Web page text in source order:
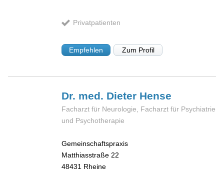
Privatpatienten
Empfehlen Zum Profil
Dr. med. Dieter Hense
Facharzt für Neurologie, Facharzt für Psychiatrie
und Psychotherapie
Gemeinschaftspraxis
Matthiasstraße 22
48431 Rheine